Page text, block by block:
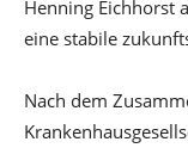
Henning Eichhorst
eine stabile
Nach dem